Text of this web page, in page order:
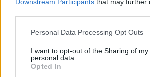
Downstream Participants that may further
Please note that this website/app uses
not limited to your visit or usage
grant or deny consent to Google and its
use your data for below specified
Personal Data Processing Opt Outs
I want to opt-out of the Sharing of my
personal data.
Opted In
106 bűvész egy német
Kelle Botond•2012. március 08.